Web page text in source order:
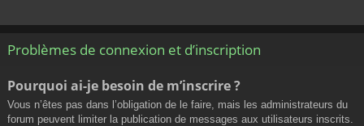
Problèmes de connexion et d’inscription
Pourquoi ai-je besoin de m’inscrire ?
Vous n’êtes pas dans l’obligation de le faire, mais les administrateurs du
forum peuvent limiter la publication de messages aux utilisateurs inscrits.